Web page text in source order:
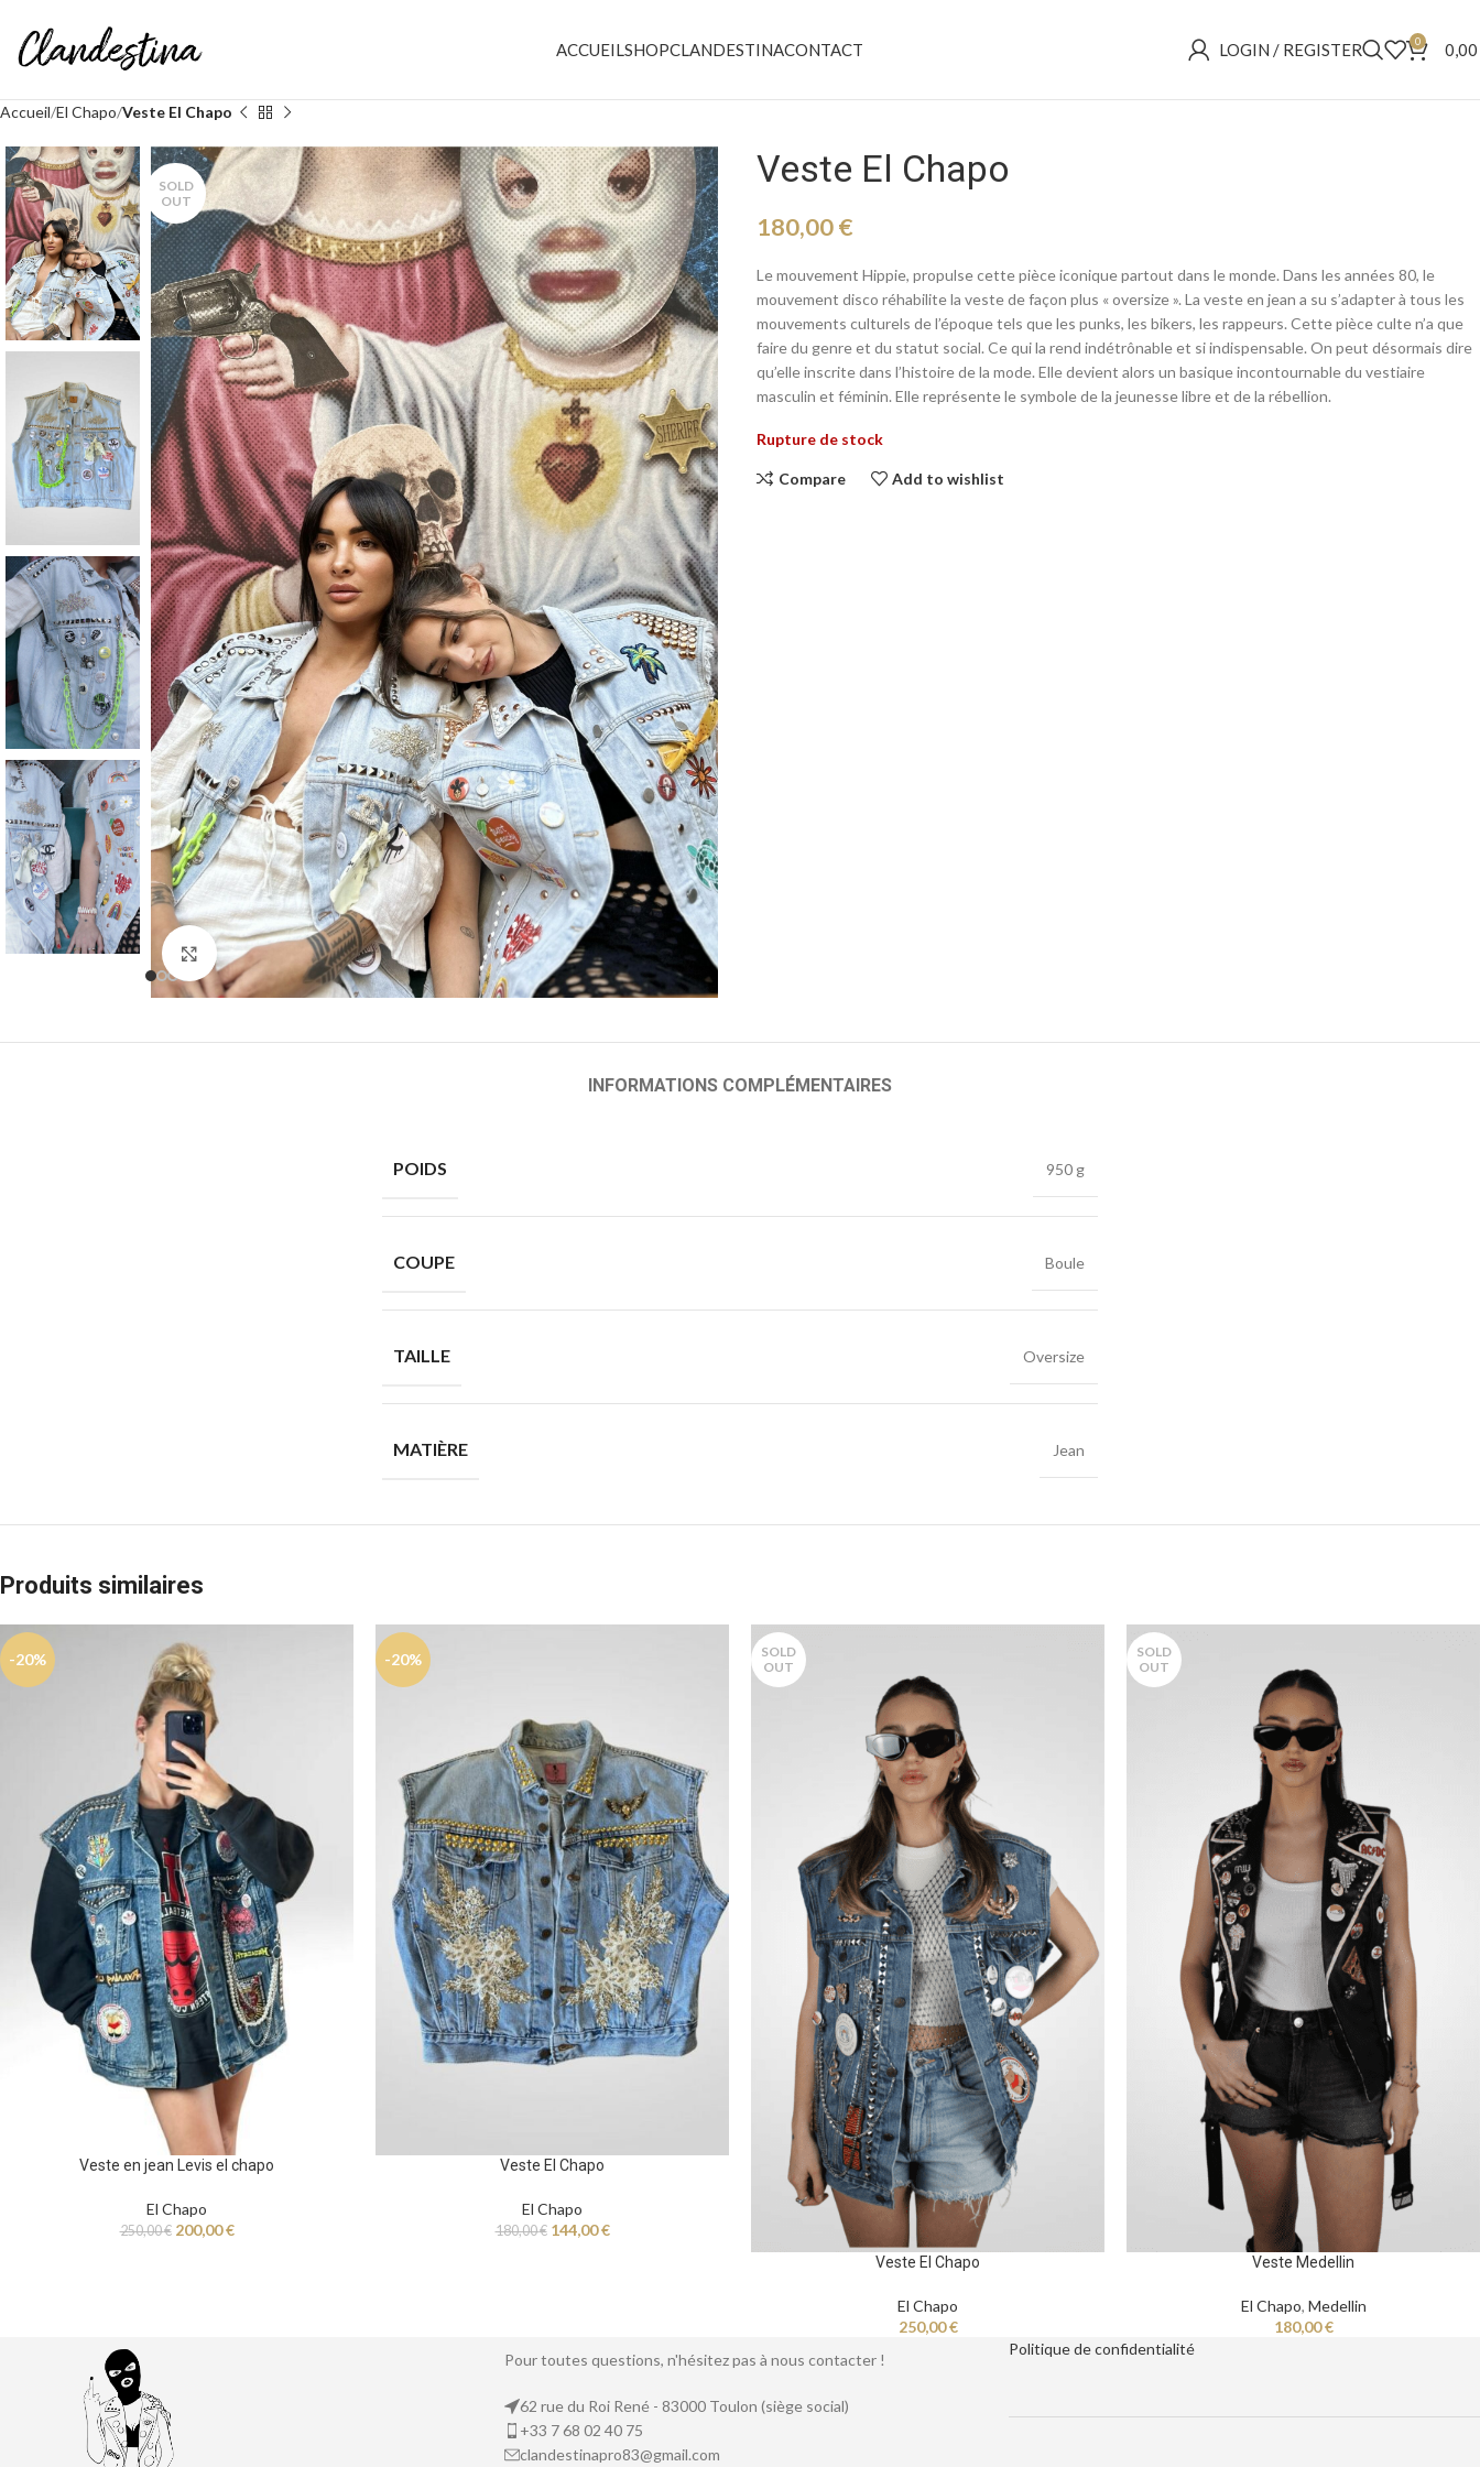
ACCUEILSHOPCLANDESTINACONTACT LOGIN / REGISTER 0 0,00
Accueil El Chapo Veste El Chapo
SOLD
OUT
Click to enlarge
Veste El Chapo
180,00€
Le mouvement Hippie, propulse cette pièce iconique partout dans le monde. Dans les années 80, le
mouvement disco réhabilite la veste de façon plus « oversize ». La veste en jean a su s’adapter à tous les
mouvements culturels de l’époque tels que les punks, les bikers, les rappeurs. Cette pièce culte n’a que
faire du genre et du statut social. Ce qui la rend indétrônable et si indispensable. On peut désormais dire
qu’elle inscrite dans l’histoire de la mode. Elle devient alors un basique incontournable du vestiaire
masculin et féminin. Elle représente le symbole de la jeunesse libre et de la rébellion.
Rupture de stock
Compare Add to wishlist
INFORMATIONS COMPLÉMENTAIRES
POIDS 950 g
COUPE Boule
TAILLE Oversize
MATIÈRE Jean
Produits similaires
-20%
Veste en jean Levis el chapo
El Chapo
250,00€ 200,00€
-20%
Veste El Chapo
El Chapo
180,00€ 144,00€
SOLD
OUT
Veste El Chapo
El Chapo
250,00€
SOLD
OUT
Veste Medellin
El Chapo, Medellin
180,00€
Pour toutes questions, n'hésitez pas à nous contacter !
62 rue du Roi René - 83000 Toulon (siège social)
+33 7 68 02 40 75
clandestinapro83@gmail.com
Politique deconfidentialité